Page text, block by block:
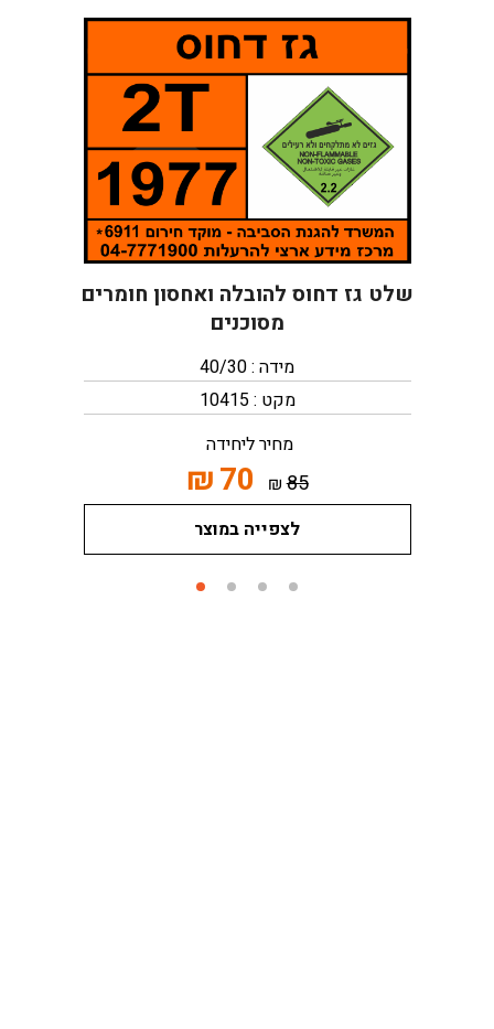
שלט גז דחוס להובלה ואחסון חומרים
מסוכנים
מידה : 40/30
מקט : 10415
מחיר ליחידה
85
₪
70
₪
לצפייה במוצר